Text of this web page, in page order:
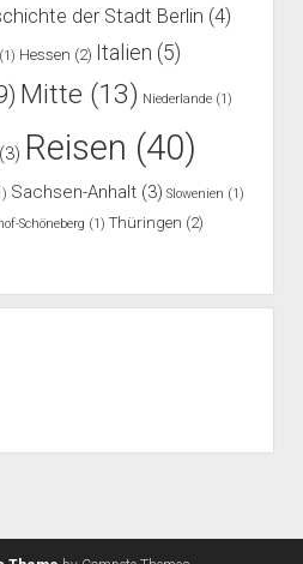
der Stadt Berlin (4)
(1) Hessen (2) Italien (5)
Mitte (13) Niederlande(1)
(3) Reisen (40)
Sachsen-Anhalt(3) Slowenien (1)
Schöneberg (1) Thüringen (2)